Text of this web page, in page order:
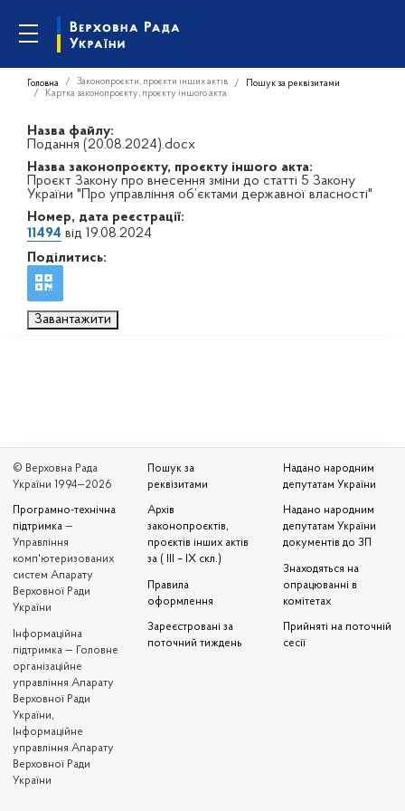
Головна Законопроєкти, проєкти інших актів
Пошук за реквізитами
Картка законопроєкту, проєкту іншого акта
Назва файлу:
Подання (20.08.2024).docx
Назва законопроєкту, проєкту іншого акта:
Проєкт Закону про внесення зміни до статті 5 Закону
України "Про управління об’єктами державної власності"
Номер, дата реєстрації:
11494 від 19.08.2024
Поділитись:
Завантажити
© Верховна Рада
України 1994—2026
Програмно-технічна
підтримка —
Управління
комп'ютеризованих
систем Апарату
Верховної Ради
України
Iнформаційна
підтримка — Головне
організаційне
управління Апарату
Верховної Ради
України,
Інформаційне
управління Апарату
Верховної Ради
України
Пошук за
реквізитами
Архів
законопроєктів,
проєктів інших актів
за ( III – IX скл.)
Правила
оформлення
Зареєстровані за
поточний тиждень
Надано народним
депутатам України
Надано народним
депутатам України
документів до ЗП
Знаходяться на
опрацюванні в
комітетах
Прийняті на поточній
сесії